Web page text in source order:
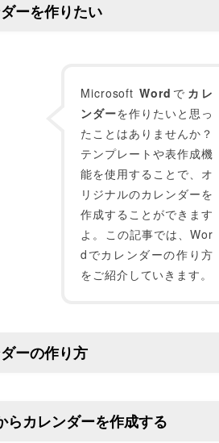
ーを作りたい
MicrosoftWord で カレ
ンダーを作りたいと思っ
たことはありませんか？
テンプレートや表作成機
能を使用することで、オ
リジナルのカレンダーを
作成することができます
よ。この記事では、Wor
dでカレンダーの作り方
をご紹介していきます。
ーの作り方
らカレンダーを作成する